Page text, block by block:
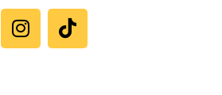
n
s
t
i
k
t